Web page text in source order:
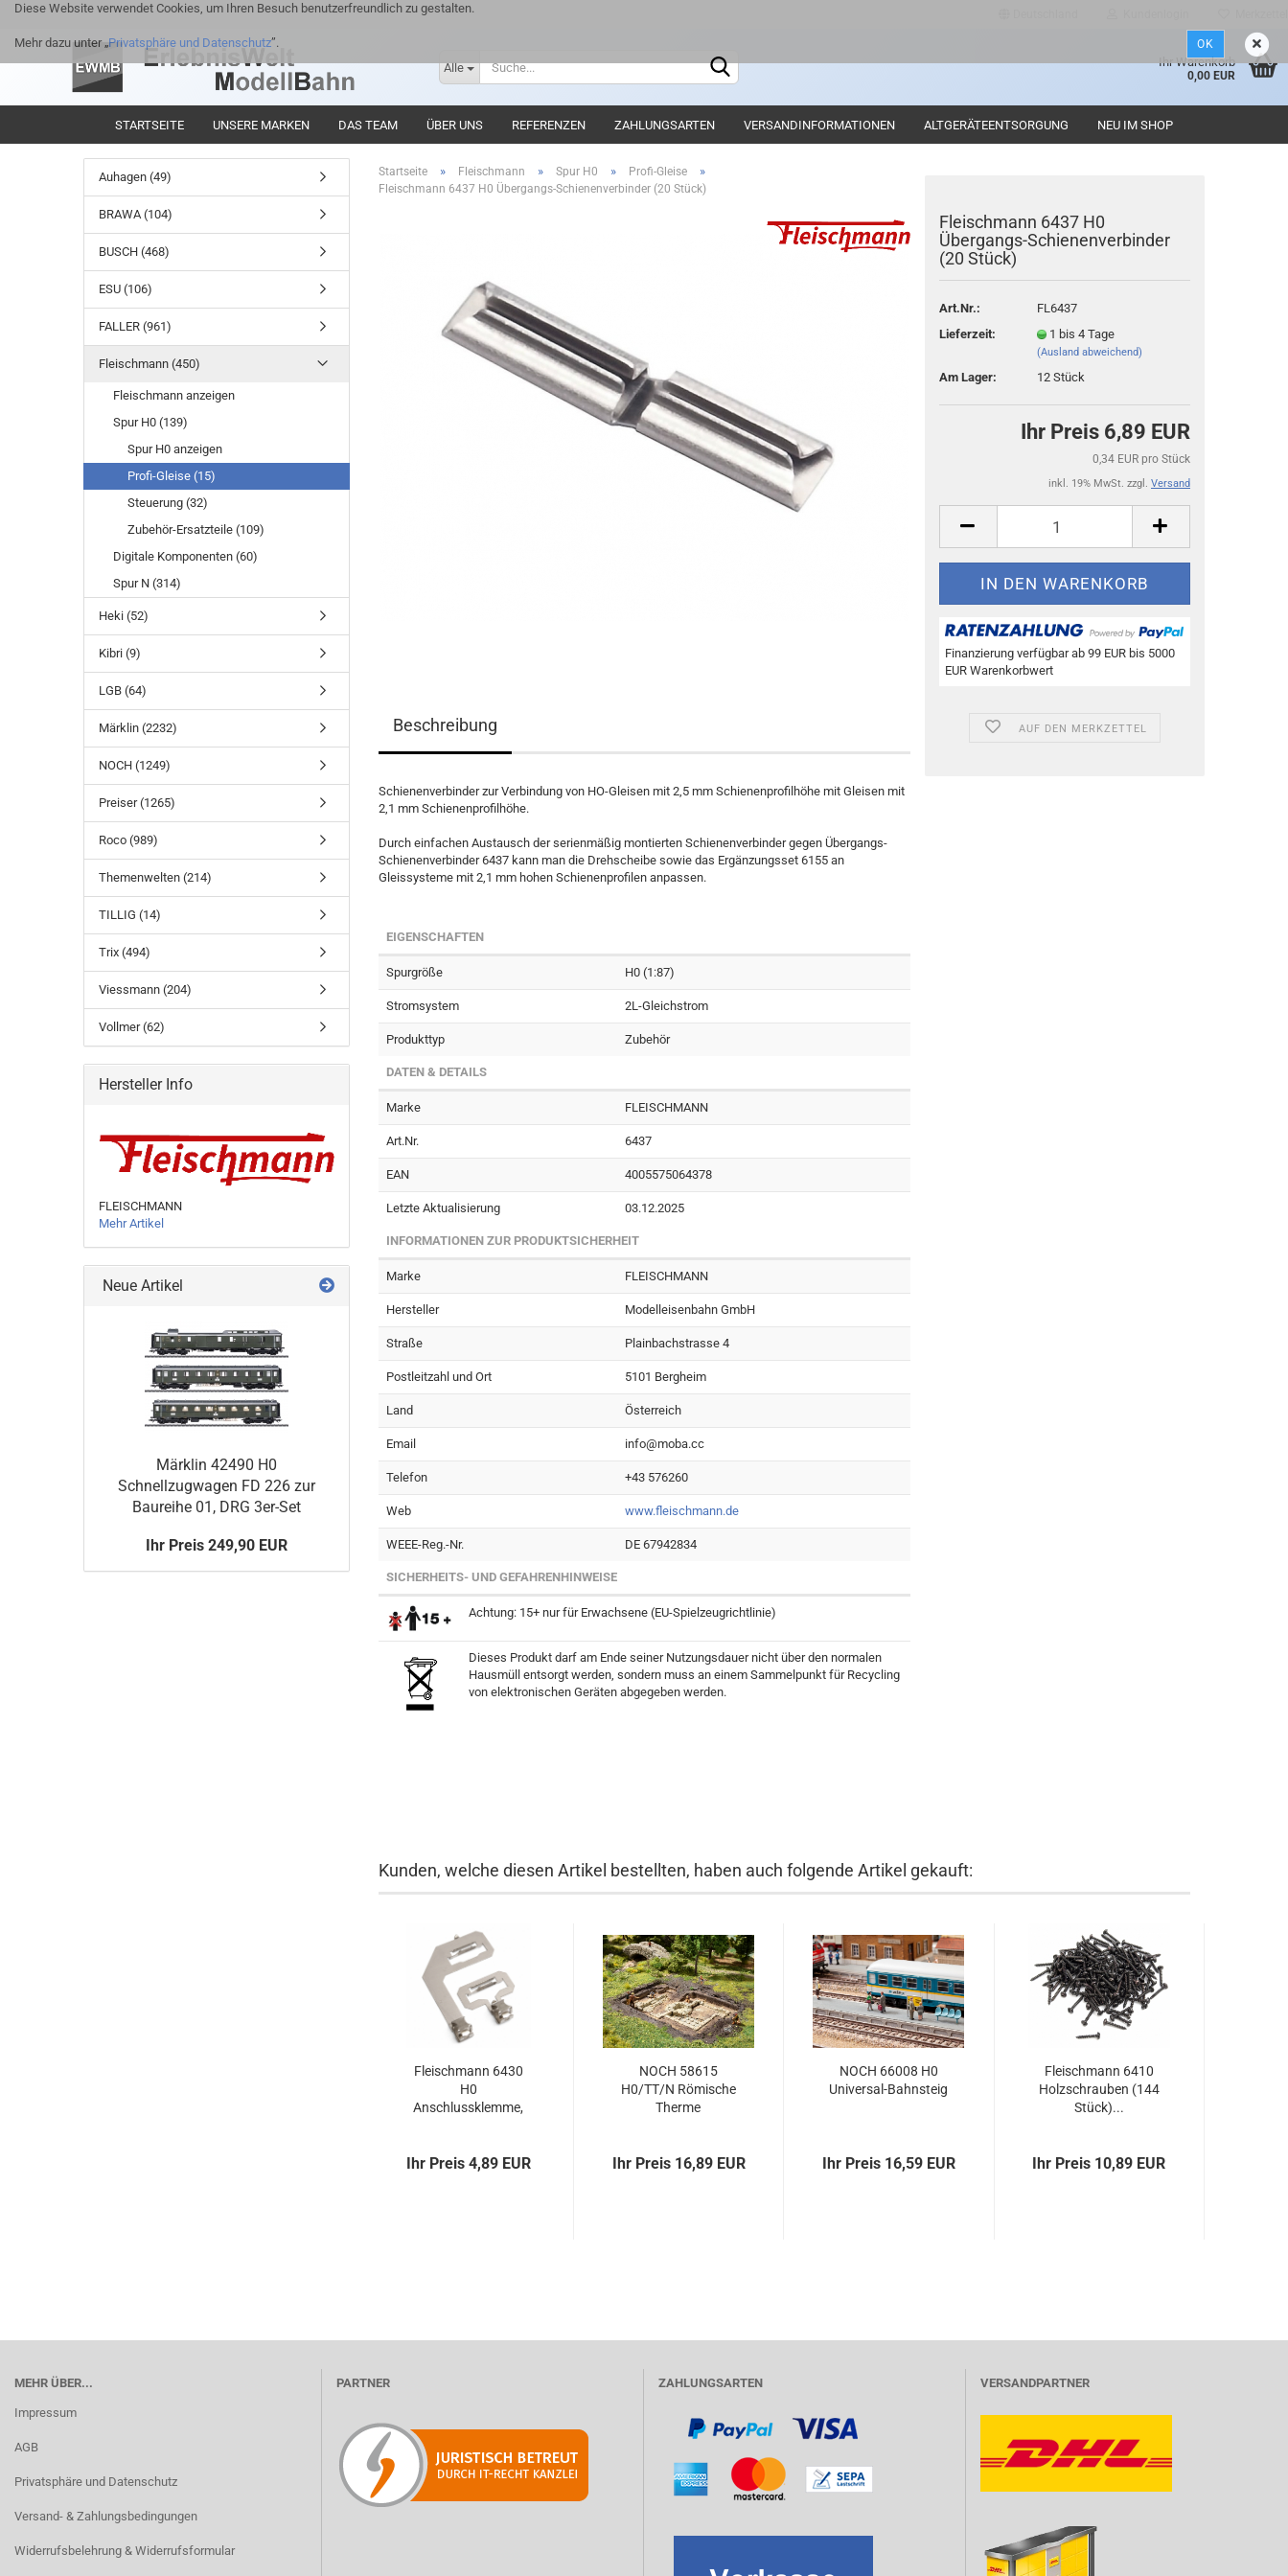
Konto erstellen
Passwort vergessen?
Alle Ihr Warenkorb
0,00 EUR
Diese Website verwendet Cookies, um Ihren Besuch benutzerfreundlich zu gestalten.
Mehr dazu unter „Privatsphäre und Datenschutz”. OK
STARTSEITE UNSERE MARKEN DAS TEAM ÜBER UNS REFERENZEN ZAHLUNGSARTEN VERSANDINFORMATIONEN ALTGERÄTEENTSORGUNG NEU IM SHOP
Startseite » Fleischmann » Spur H0 » Profi-Gleise »
Fleischmann 6437 H0 Übergangs-Schienenverbinder (20 Stück)
Fleischmann 6437 H0
Übergangs-Schienenverbinder
(20 Stück)
Art.Nr.:
FL6437
Lieferzeit:
1 bis 4 Tage
(Ausland abweichend)
Am Lager: 12 Stück
Ihr Preis 6,89 EUR
0,34 EUR pro Stück
inkl. 19% MwSt. zzgl. Versand
Finanzierung verfügbar ab 99 EUR bis 5000
EUR Warenkorbwert
AUF DEN MERKZETTEL
Beschreibung
Schienenverbinder zur Verbindung von HO-Gleisen mit 2,5 mm Schienenprofilhöhe mit Gleisen mit
2,1 mm Schienenprofilhöhe.
Durch einfachen Austausch der serienmäßig montierten Schienenverbinder gegen Übergangs-
Schienenverbinder 6437 kann man die Drehscheibe sowie das Ergänzungsset 6155 an
Gleissysteme mit 2,1 mm hohen Schienenprofilen anpassen.
EIGENSCHAFTEN
Spurgröße H0 (1:87)
Stromsystem 2L-Gleichstrom
Produkttyp Zubehör
DATEN & DETAILS
Marke FLEISCHMANN
Art.Nr. 6437
EAN 4005575064378
Letzte Aktualisierung 03.12.2025
INFORMATIONEN ZUR PRODUKTSICHERHEIT
Marke FLEISCHMANN
Hersteller Modelleisenbahn GmbH
Straße Plainbachstrasse 4
Postleitzahl und Ort 5101 Bergheim
Land Österreich
Email info@moba.cc
Telefon +43 576260
Web www.fleischmann.de
WEEE-Reg.-Nr. DE 67942834
SICHERHEITS- UND GEFAHRENHINWEISE
Achtung: 15+ nur für Erwachsene (EU-Spielzeugrichtlinie)
Dieses Produkt darf am Ende seiner Nutzungsdauer nicht über den normalen
Hausmüll entsorgt werden, sondern muss an einem Sammelpunkt für Recycling
von elektronischen Geräten abgegeben werden.
Kunden, welche diesen Artikel bestellten, haben auch folgende Artikel gekauft:
Fleischmann 6430
H0
Anschlussklemme,
Ihr Preis 4,89 EUR
NOCH 58615
H0/TT/N Römische
Therme
Ihr Preis 16,89 EUR
NOCH 66008 H0
Universal-Bahnsteig
Ihr Preis 16,59 EUR
Fleischmann 6410
Holzschrauben (144
Stück)...
Ihr Preis 10,89 EUR
Auhagen (49)
BRAWA (104)
BUSCH (468)
ESU (106)
FALLER (961)
Fleischmann (450)
Fleischmann anzeigen
Spur H0 (139)
Spur H0 anzeigen
Profi-Gleise (15)
Steuerung (32)
Zubehör-Ersatzteile (109)
Digitale Komponenten (60)
Spur N (314)
Heki (52)
Kibri (9)
LGB (64)
Märklin (2232)
NOCH (1249)
Preiser (1265)
Roco (989)
Themenwelten (214)
TILLIG (14)
Trix (494)
Viessmann (204)
Vollmer (62)
Hersteller Info
FLEISCHMANN
Mehr Artikel
Neue Artikel
Märklin 42490 H0
Schnellzugwagen FD 226 zur
Baureihe 01, DRG 3er-Set
Ihr Preis 249,90 EUR
MEHR ÜBER...
Impressum
AGB
Privatsphäre und Datenschutz
Versand- & Zahlungsbedingungen
Widerrufsbelehrung & Widerrufsformular
PARTNER ZAHLUNGSARTEN VERSANDPARTNER